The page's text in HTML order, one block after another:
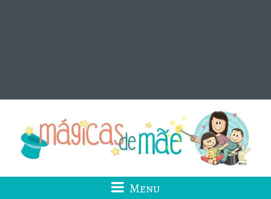
Menu